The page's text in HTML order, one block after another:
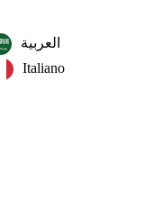
العربية‏
Italiano